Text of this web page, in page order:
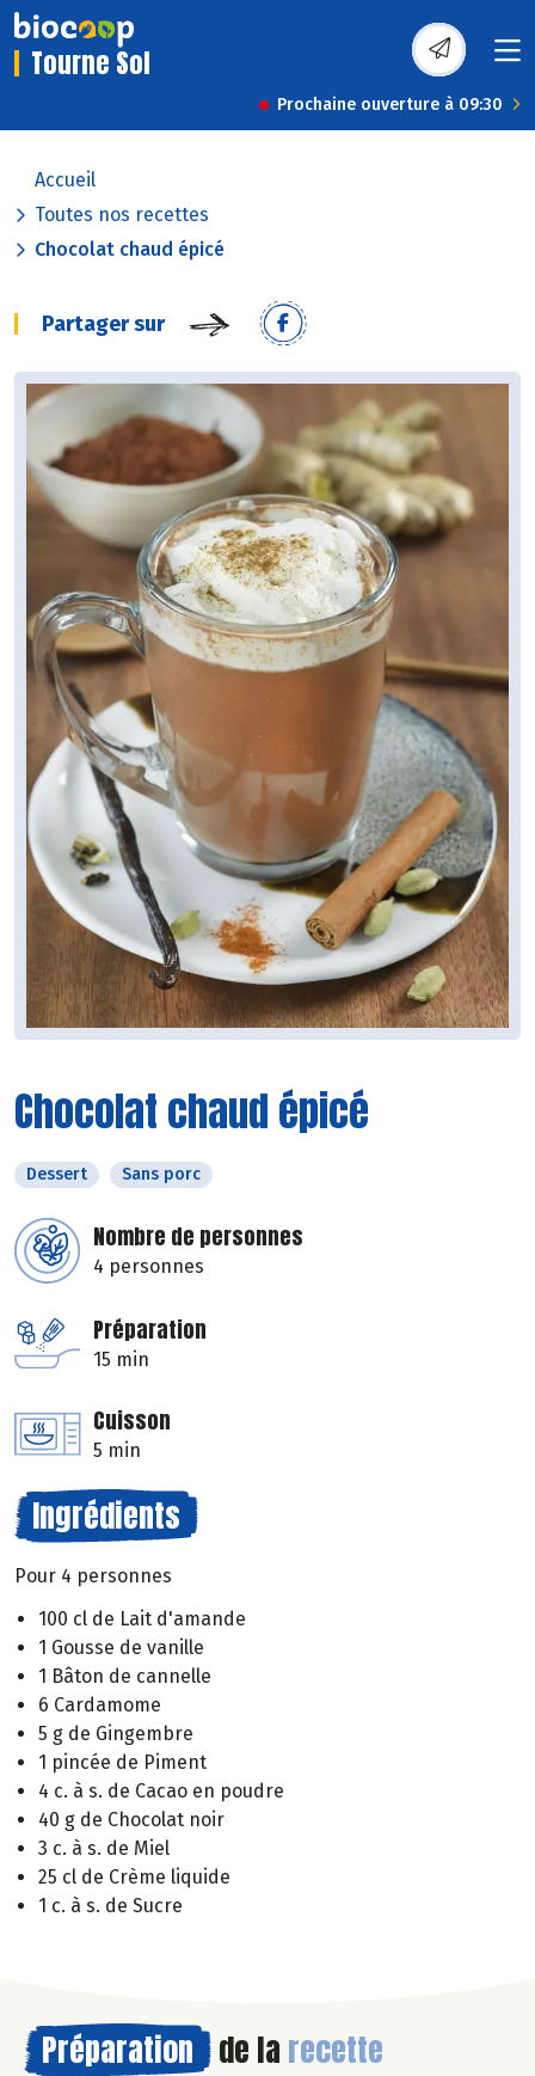
Tourne Sol
Prochaine ouverture à 09:30
Accueil
Toutes nos recettes
Chocolat chaud épicé
Partager sur
Chocolat chaud épicé
Dessert Sans porc
Nombre de personnes
4 personnes
Préparation
15 min
Cuisson
5 min
Ingrédients
Pour 4 personnes
100 cl de Lait d'amande
1 Gousse de vanille
1 Bâton de cannelle
6 Cardamome
5 g de Gingembre
1 pincée de Piment
4 c. à s. de Cacao en poudre
40 g de Chocolat noir
3 c. à s. de Miel
25 cl de Crème liquide
1 c. à s. de Sucre
Préparation de la recette